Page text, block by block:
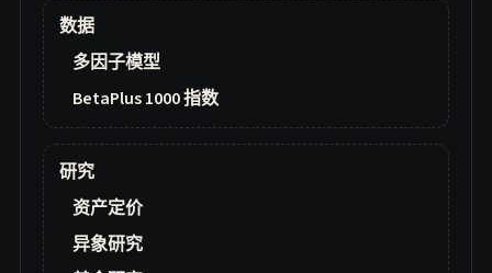
数据
多因子模型
BetaPlus 1000 指数
研究
资产定价
异象研究